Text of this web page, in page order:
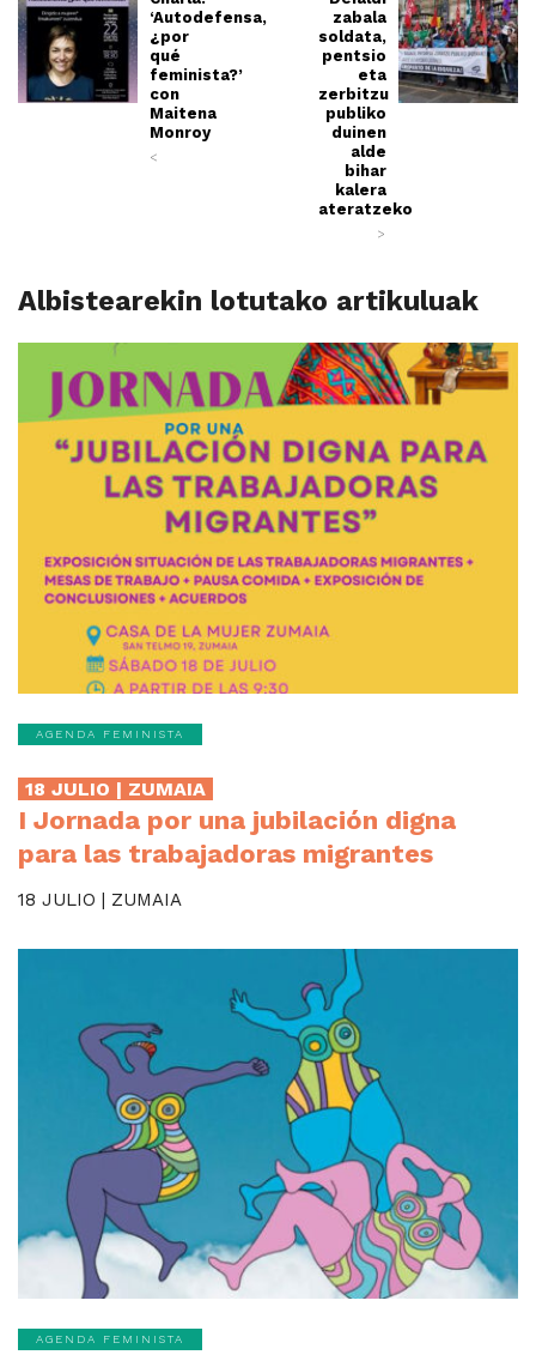
‘Autodefensa,
¿por
qué
feminista?’
con
Maitena
Monroy
<
zabala
soldata,
pentsio
eta
zerbitzu
publiko
duinen
alde
bihar
kalera
ateratzeko
>
Albistearekin lotutako artikuluak
AGENDA FEMINISTA
18 JULIO | ZUMAIA
I Jornada por una jubilación digna
para las trabajadoras migrantes
18 JULIO | ZUMAIA
AGENDA FEMINISTA